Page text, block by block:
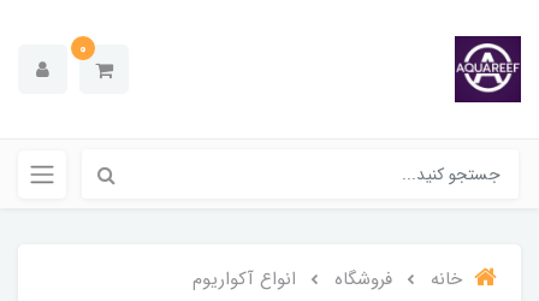
0
خانه فروشگاه
انواع آکواریوم